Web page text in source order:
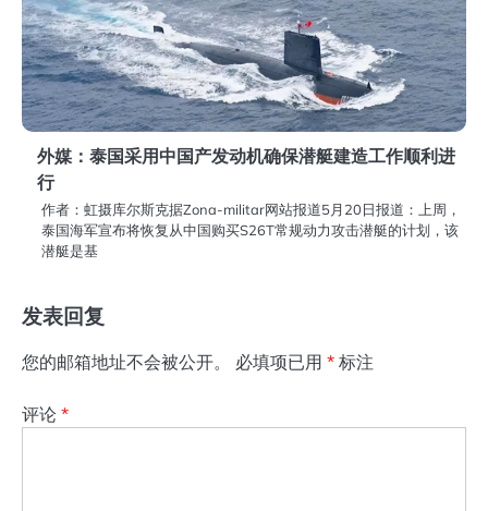
外媒：泰国采用中国产发动机确保潜艇建造工作顺利进
行
作者：虹摄库尔斯克据Zona-militar网站报道5月20日报道：上周，
泰国海军宣布将恢复从中国购买S26T常规动力攻击潜艇的计划，该
潜艇是基
发表回复
您的邮箱地址不会被公开。 必填项已用 * 标注
评论 *